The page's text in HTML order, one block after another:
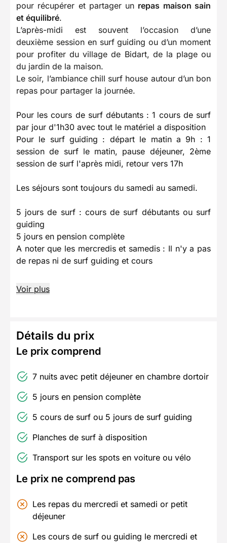
pour récupérer et partager un repas maison sain
et équilibré.
L’après-midi est souvent l’occasion d’une
deuxième session en surf guiding ou d’un moment
pour profiter du village de Bidart, de la plage ou
du jardin de la maison.
Le soir, l’ambiance chill surf house autour d’un bon
repas pour partager la journée.
Pour les cours de surf débutants : 1 cours de surf
par jour d'1h30 avec tout le matériel a disposition
Pour le surf guiding : départ le matin a 9h : 1
session de surf le matin, pause déjeuner, 2ème
session de surf l'après midi, retour vers 17h
Les séjours sont toujours du samedi au samedi.
5 jours de surf : cours de surf débutants ou surf
guiding
5 jours en pension complète
A noter que les mercredis et samedis : Il n'y a pas
de repas ni de surf guiding et cours
Voir plus
Détails du prix
Le prix comprend
7 nuits avec petit déjeuner en chambre dortoir
5 jours en pension complète
5 cours de surf ou 5 jours de surf guiding
Planches de surf à disposition
Transport sur les spots en voiture ou vélo
Le prix ne comprend pas
Les repas du mercredi et samedi or petit
déjeuner
Les cours de surf ou guiding le mercredi et